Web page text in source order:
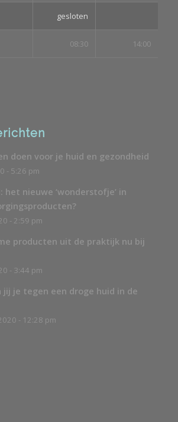
gesloten
08:30 14:00
doen voor je huid en gezondheid
- 5:26 pm
het nieuwe ‘wonderstofje’ in
- 2:59 pm
producten uit de praktijk nu bij
- 3:44 pm
jij je tegen een droge huid in de
- 12:28 pm